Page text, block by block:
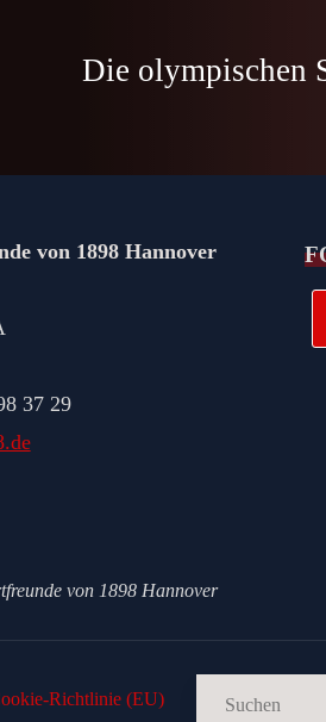
Die olympischen
von 1898 Hannover
37 29
von 1898 Hannover
Richtlinie (EU)